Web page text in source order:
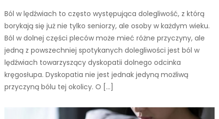
Ból w lędźwiach to często występująca dolegliwość, z którą
borykają się już nie tylko seniorzy, ale osoby w każdym wieku.
Ból w dolnej części pleców może mieć różne przyczyny, ale
jedną z powszechniej spotykanych dolegliwości jest ból w
lędźwiach towarzyszący dyskopatii dolnego odcinka
kręgosłupa. Dyskopatia nie jest jednak jedyną możliwą
przyczyną bólu tej okolicy. O […]